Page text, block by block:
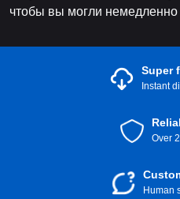
чтобы вы могли немедленно
Super
Instant
Over
Human